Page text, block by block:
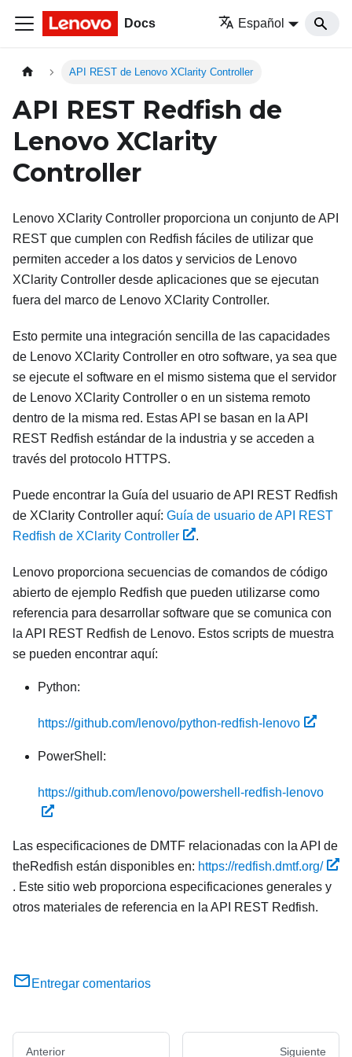
Docs Español
API REST de Lenovo XClarity Controller
API REST Redfish de
Lenovo XClarity
Controller
Lenovo XClarity Controller proporciona un conjunto de API
REST que cumplen con Redfish fáciles de utilizar que
permiten acceder a los datos y servicios de Lenovo
XClarity Controller desde aplicaciones que se ejecutan
fuera del marco de Lenovo XClarity Controller.
Esto permite una integración sencilla de las capacidades
de Lenovo XClarity Controller en otro software, ya sea que
se ejecute el software en el mismo sistema que el servidor
de Lenovo XClarity Controller o en un sistema remoto
dentro de la misma red. Estas API se basan en la API
REST Redfish estándar de la industria y se acceden a
través del protocolo HTTPS.
Puede encontrar la Guía del usuario de API REST Redfish
de XClarity Controller aquí: Guía de usuario de API REST
Redfish de XClarity Controller
.
Lenovo proporciona secuencias de comandos de código
abierto de ejemplo Redfish que pueden utilizarse como
referencia para desarrollar software que se comunica con
la API REST Redfish de Lenovo. Estos scripts de muestra
se pueden encontrar aquí:
Python:
https://github.com/lenovo/python-redfish-lenovo
PowerShell:
https://github.com/lenovo/powershell-redfish-lenovo
Las especificaciones de DMTF relacionadas con la API de
theRedfish están disponibles en: https://redfish.dmtf.org/
. Este sitio web proporciona especificaciones generales y
otros materiales de referencia en la API REST Redfish.
Entregar comentarios
Anterior Siguiente